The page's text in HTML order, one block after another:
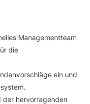
Managementteam
die
ein und
der hervorragenden